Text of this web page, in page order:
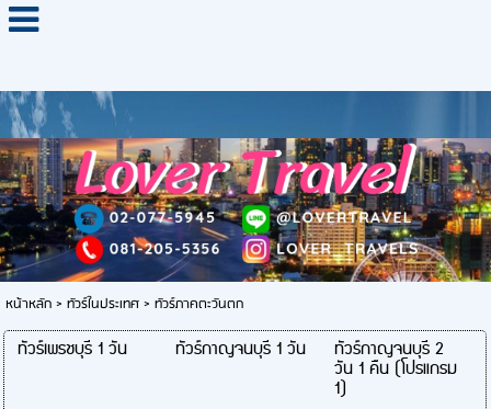
หน้าหลัก> ทัวร์ในประเทศ> ทัวร์ภาคตะวันตก
ทัวร์เพรชบุรี 1 วัน ทัวร์กาญจนบุรี 1 วัน ทัวร์กาญจนบุรี 2
วัน 1 คืน (โปรแกรม
1)